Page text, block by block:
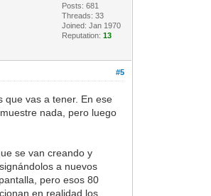
Posts: 681
Threads: 33
Joined: Jan 1970
Reputation:13
#5
que vas a tener. En ese
nada, pero luego
se van creando y
a nuevos
pero esos 80
en realidad los